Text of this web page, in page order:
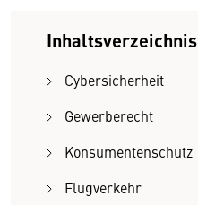
Inhaltsverzeichnis
Cybersicherheit
Gewerberecht
Konsumentenschutz
Flugverkehr